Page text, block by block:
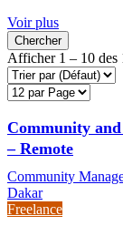
Voir plus
Chercher
Afficher 1 – 10 des
Community
– Remote
Community
Dakar
Freelance